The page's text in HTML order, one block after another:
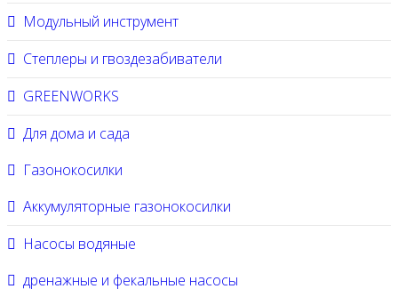
Модульный инструмент
Степлеры и гвоздезабиватели
GREENWORKS
Для дома и сада
Газонокосилки
Аккумуляторные газонокосилки
Насосы водяные
дренажные и фекальные насосы